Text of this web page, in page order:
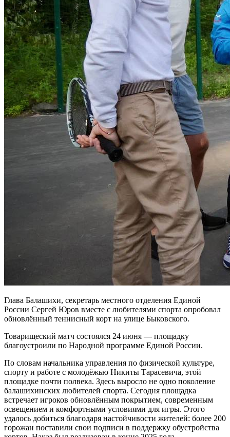
Глава Балашихи, секретарь местного отделения Единой
России Сергей Юров вместе с любителями спорта опробовал
обновлённый теннисный корт на улице Быковского.
Товарищеский матч состоялся 24 июня — площадку
благоустроили по Народной программе Единой России.
По словам начальника управления по физической культуре,
спорту и работе с молодёжью Никиты Тарасевича, этой
площадке почти полвека. Здесь выросло не одно поколение
балашихинских любителей спорта. Сегодня площадка
встречает игроков обновлённым покрытием, современным
освещением и комфортными условиями для игры. Этого
удалось добиться благодаря настойчивости жителей: более 200
горожан поставили свои подписи в поддержку обустройства